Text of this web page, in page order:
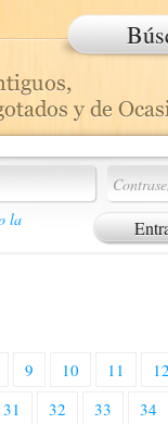
la
9 10 11 12
31 32 33 34